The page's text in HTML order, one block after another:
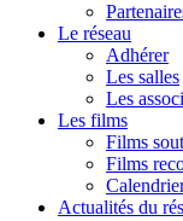
Le réseau
Adhérer
Les salles
Les
Les films
Films
Films
Actualités du